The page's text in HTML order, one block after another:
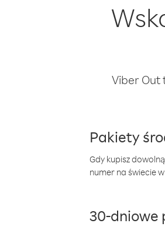
Viber Out
Pakiety
Gdy kupisz
numer na świecie
30-dniowe